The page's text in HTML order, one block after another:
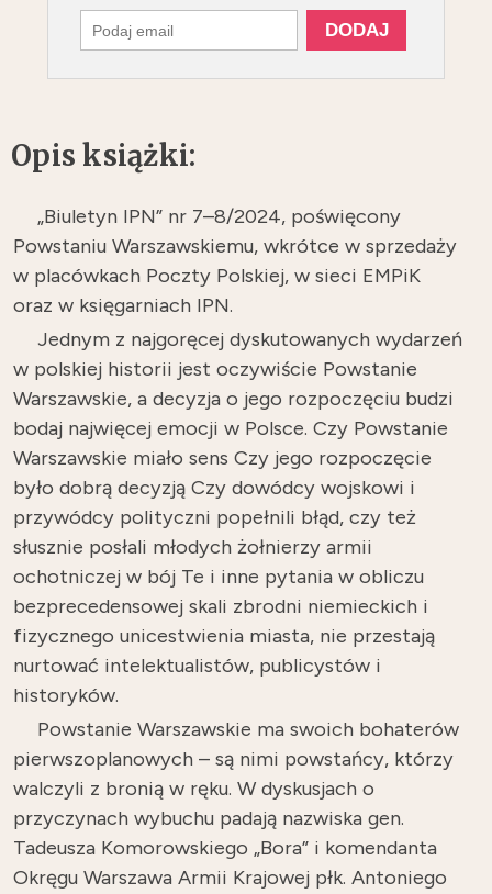
Opis książki:
„Biuletyn IPN” nr 7–8/2024, poświęcony
Powstaniu Warszawskiemu, wkrótce w sprzedaży
w placówkach Poczty Polskiej, w sieci EMPiK
oraz w księgarniach IPN.
Jednym z najgoręcej dyskutowanych wydarzeń
w polskiej historii jest oczywiście Powstanie
Warszawskie, a decyzja o jego rozpoczęciu budzi
bodaj najwięcej emocji w Polsce. Czy Powstanie
Warszawskie miało sens Czy jego rozpoczęcie
było dobrą decyzją Czy dowódcy wojskowi i
przywódcy polityczni popełnili błąd, czy też
słusznie posłali młodych żołnierzy armii
ochotniczej w bój Te i inne pytania w obliczu
bezprecedensowej skali zbrodni niemieckich i
fizycznego unicestwienia miasta, nie przestają
nurtować intelektualistów, publicystów i
historyków.
Powstanie Warszawskie ma swoich bohaterów
pierwszoplanowych – są nimi powstańcy, którzy
walczyli z bronią w ręku. W dyskusjach o
przyczynach wybuchu padają nazwiska gen.
Tadeusza Komorowskiego „Bora” i komendanta
Okręgu Warszawa Armii Krajowej płk. Antoniego